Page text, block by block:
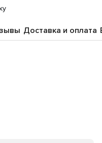
Доставка и оплата